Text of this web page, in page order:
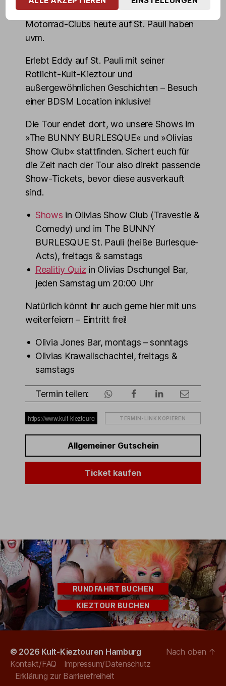
aufgenommen wird, welche Bedeutung
Motorrad-Clubs heute auf St. Pauli haben
uvm.
Erlebt Eddy auf St. Pauli mit seiner
Rotlicht-Kult-Kieztour und
außergewöhnlichen Geschichten – Besuch
einer BDSM Location inklusive!
Die Tour endet dort, wo unsere Shows im
»The BUNNY BURLESQUE« und »Olivias
Show Club« stattfinden. Sichert euch für
die Zeit nach der Tour also direkt passende
Show-Tickets, bevor diese ausverkauft
sind.
Shows in Olivias Show Club (Travestie &
Comedy) und im The BUNNY
BURLESQUE St. Pauli (heiße Burlesque-
Acts), freitags & samstags
Realitiy Quiz in Olivias Dschungel Bar,
jeden Samstag um 20:00 Uhr
Natürlich könnt ihr auch gerne hier mit uns
weiterfeiern – Eintritt frei!
Olivia Jones Bar, montags – sonntags
Olivias Krawallschachtel, freitags &
samstags
Termin teilen:
TERMIN-LINK KOPIEREN
Allgemeiner Gutschein
Ticket kaufen
RUNDFAHRT BUCHEN
KIEZTOUR BUCHEN
© 2026 Kult-Kieztouren Hamburg
Kontakt/FAQ
Impressum/Datenschutz
Erklärung zur Barrierefreiheit
Nach oben ↑